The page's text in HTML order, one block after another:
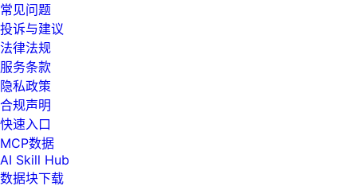
常见问题
投诉与建议
法律法规
服务条款
隐私政策
合规声明
快速入口
MCP数据
AI Skill Hub
数据块下载